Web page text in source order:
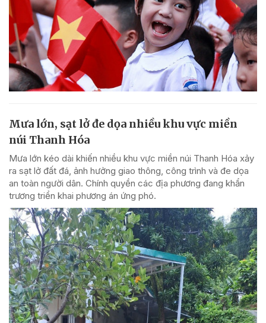
Mưa lớn, sạt lở đe dọa nhiều khu vực miền
núi Thanh Hóa
Mưa lớn kéo dài khiến nhiều khu vực miền núi Thanh Hóa xảy
ra sạt lở đất đá, ảnh hưởng giao thông, công trình và đe dọa
an toàn người dân. Chính quyền các địa phương đang khẩn
trương triển khai phương án ứng phó.